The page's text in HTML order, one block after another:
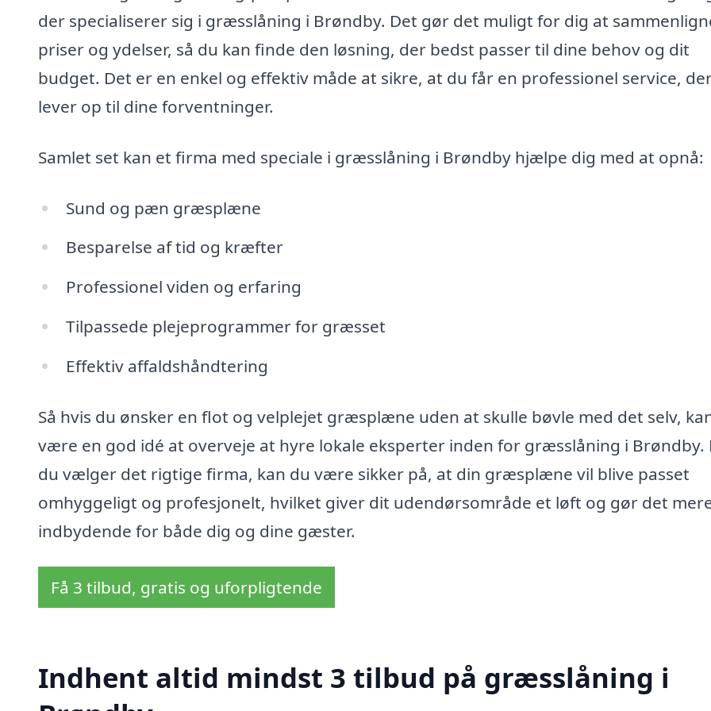
der specialiserer sig i græsslåning i Brøndby. Det gør det muligt for dig at
priser og ydelser, så du kan finde den løsning, der bedst passer til dine behov og dit
budget. Det er en enkel og effektiv måde at sikre, at du får en professionel service,
lever op til dine forventninger.
Samlet set kan et firma med speciale i græsslåning i Brøndby hjælpe dig med at opnå:
Sund og pæn græsplæne
Besparelse af tid og kræfter
Professionel viden og erfaring
Tilpassede plejeprogrammer for græsset
Effektiv affaldshåndtering
Så hvis du ønsker en flot og velplejet græsplæne uden at skulle bøvle med det selv,
være en god idé at overveje at hyre lokale eksperter inden for græsslåning i Brøndby.
du vælger det rigtige firma, kan du være sikker på, at din græsplæne vil blive passet
omhyggeligt og profesjonelt, hvilket giver dit udendørsområde et løft og gør det
indbydende for både dig og dine gæster.
Få 3 tilbud, gratis og uforpligtende
Indhent altid mindst 3 tilbud på græsslåning i